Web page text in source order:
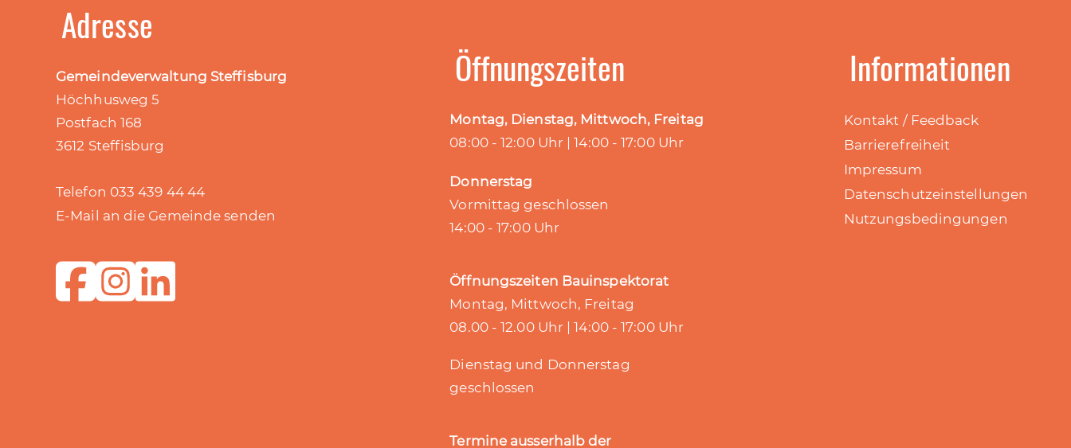
Adresse
Gemeindeverwaltung Steffisburg
Höchhusweg 5
Postfach 168
3612 Steffisburg
Telefon 033 439 44 44
E-Mail an die Gemeinde senden
Öffnungszeiten
Montag, Dienstag, Mittwoch, Freitag
08:00 - 12:00 Uhr | 14:00 - 17:00 Uhr
Donnerstag
Vormittag geschlossen
14:00 - 17:00 Uhr
Öffnungszeiten Bauinspektorat
Montag, Mittwoch, Freitag
08.00 - 12.00 Uhr | 14:00 - 17:00 Uhr
Dienstag und Donnerstag
geschlossen
Termine ausserhalb der
Informationen
Kontakt / Feedback
Barrierefreiheit
Impressum
Datenschutzeinstellungen
Nutzungsbedingungen